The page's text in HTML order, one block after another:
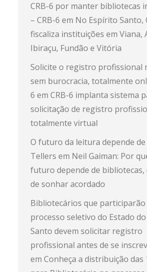
CRB-6 por manter bibliotecas
– CRB-6 em No Espírito Santo,
fiscaliza instituições em Viana,
Ibiraçu, Fundão e Vitória
Solicite o registro profissional
sem burocracia, totalmente
6 em CRB-6 implanta sistema
solicitação de registro
totalmente virtual
O futuro da leitura depende de
Tellers em Neil Gaiman: Por
futuro depende de bibliotecas,
de sonhar acordado
Bibliotecários que participarão
processo seletivo do Estado
Santo devem solicitar registro
profissional antes de se
em Conheça a distribuição das